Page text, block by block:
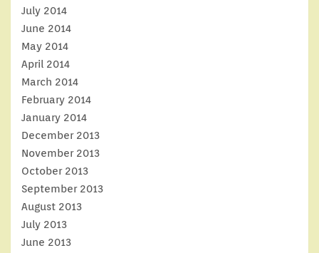
July 2014
June 2014
May 2014
April 2014
March 2014
February 2014
January 2014
December 2013
November 2013
October 2013
September 2013
August 2013
July 2013
June 2013